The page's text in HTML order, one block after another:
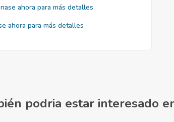
ahora para más detalles
ahora para más detalles
podria estar interesado